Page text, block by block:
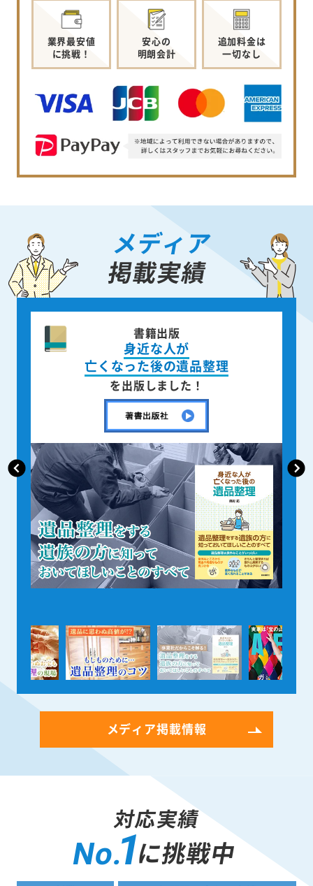
業界最安値
に挑戦！
安心の
明朗会計
追加料金は
一切なし
メディア
掲載実績
ニュース週刊誌
「AERA」
で取材掲載されました！
メディア掲載情報
対応実績
No.1に挑戦中